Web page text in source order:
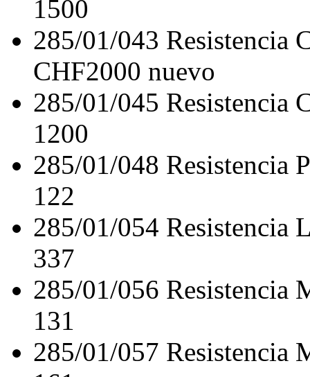
1500
285/01/043 Resistencia
CHF2000 nuevo
285/01/045 Resistencia
1200
285/01/048 Resistencia
122
285/01/054 Resistencia
337
285/01/056 Resistencia
131
285/01/057 Resistencia